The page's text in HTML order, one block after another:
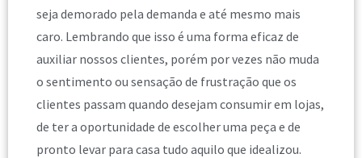
seja demorado pela demanda e até mesmo mais
caro. Lembrando que isso é uma forma eficaz de
auxiliar nossos clientes, porém por vezes não muda
o sentimento ou sensação de frustração que os
clientes passam quando desejam consumir em lojas,
de ter a oportunidade de escolher uma peça e de
pronto levar para casa tudo aquilo que idealizou.